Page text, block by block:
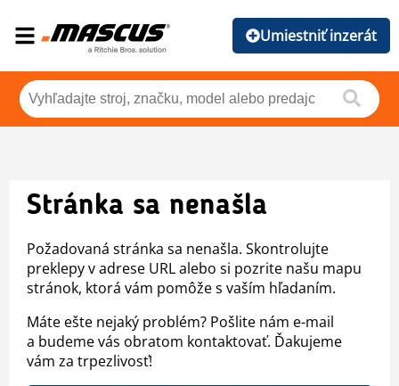
Umiestniť inzerát
Stránka sa nenašla
Požadovaná stránka sa nenašla. Skontrolujte
preklepy v adrese URL alebo si pozrite našu mapu
stránok, ktorá vám pomôže s vaším hľadaním.
Máte ešte nejaký problém? Pošlite nám e-mail
a budeme vás obratom kontaktovať. Ďakujeme
vám za trpezlivosť!